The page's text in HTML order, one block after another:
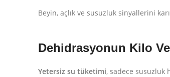
Beyin, açlık ve susuzluk sinyallerini
Dehidrasyonun Kilo
Yetersiz su tüketimi, sadece